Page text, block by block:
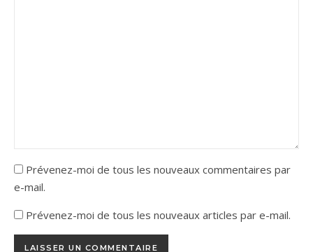
Prévenez-moi de tous les nouveaux commentaires par
e-mail.
Prévenez-moi de tous les nouveaux articles par e-mail.